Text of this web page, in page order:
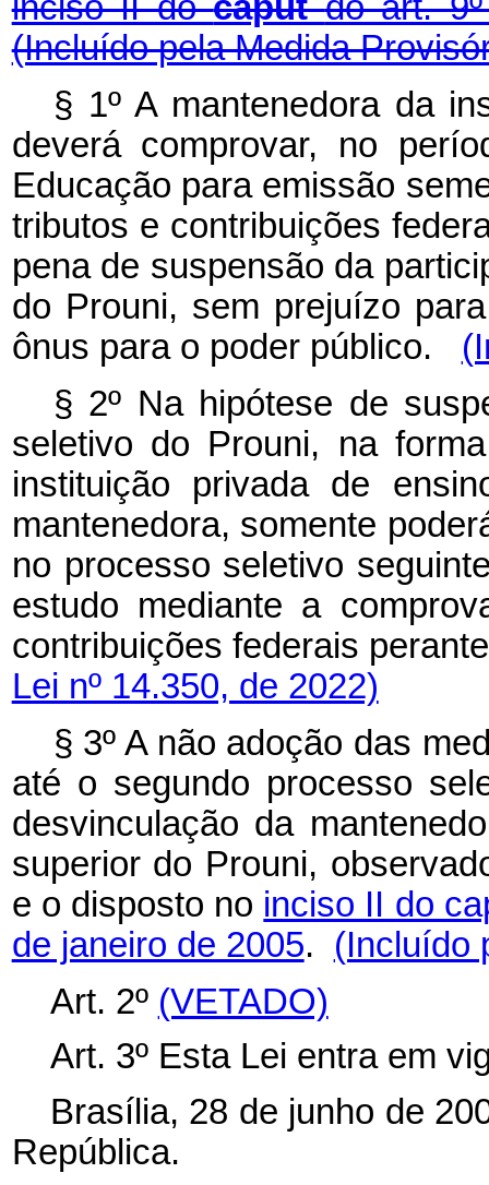
(Incluído pela Medida
§ 1º A mantenedora da
deverá comprovar, no
Educação para emissão
tributos e contribuições
pena de suspensão da
do Prouni, sem prejuízo
ônus para o poder público.
§ 2º Na hipótese de
seletivo do Prouni, na
instituição privada de
mantenedora, somente
no processo seletivo
estudo mediante a
contribuições federais
Lei nº 14.350, de 2022)
§ 3º A não adoção das
até o segundo processo
desvinculação da
superior do Prouni,
e o disposto no inciso II do
de janeiro de 2005.
(Incluído
Art. 2º (VETADO)
Art. 3º Esta Lei entra em
Brasília, 28 de junho de
República.